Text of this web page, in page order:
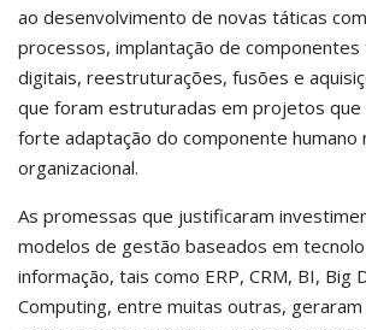
ao desenvolvimento de novas táticas
processos, implantação de componentes
digitais, reestruturações, fusões e
que foram estruturadas em projetos que
forte adaptação do componente humano
organizacional.
As promessas que justificaram
modelos de gestão baseados em
informação, tais como ERP, CRM, BI, Big
Computing, entre muitas outras,